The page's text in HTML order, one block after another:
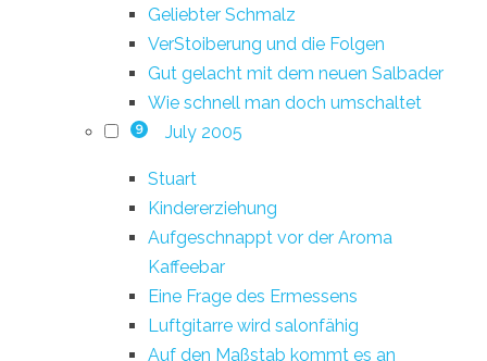
Geliebter Schmalz
VerStoiberung und die Folgen
Gut gelacht mit dem neuen Salbader
Wie schnell man doch umschaltet
9 July 2005
Stuart
Kindererziehung
Aufgeschnappt vor der Aroma
Kaffeebar
Eine Frage des Ermessens
Luftgitarre wird salonfähig
Auf den Maßstab kommt es an